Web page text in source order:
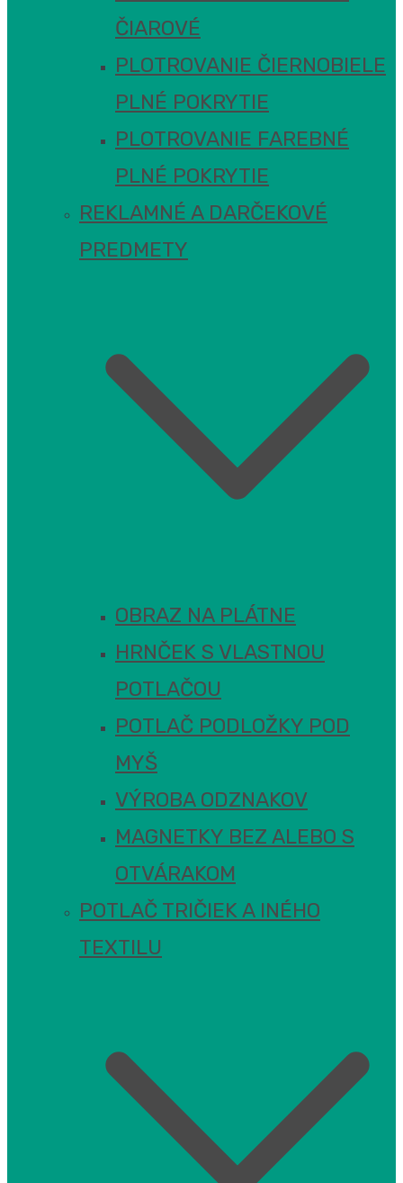
ČIAROVÉ
PLOTROVANIE ČIERNOBIELE
PLNÉ POKRYTIE
PLOTROVANIE FAREBNÉ
PLNÉ POKRYTIE
REKLAMNÉ A DARČEKOVÉ
PREDMETY
OBRAZ NA PLÁTNE
HRNČEK S VLASTNOU
POTLAČOU
POTLAČ PODLOŽKY POD
MYŠ
VÝROBA ODZNAKOV
MAGNETKY BEZ ALEBO S
OTVÁRAKOM
POTLAČ TRIČIEK A INÉHO
TEXTILU